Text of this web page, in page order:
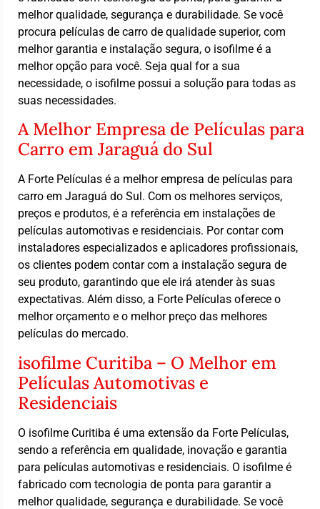
melhor qualidade, segurança e durabilidade. Se você
procura películas de carro de qualidade superior, com
melhor garantia e instalação segura, o isofilme é a
melhor opção para você. Seja qual for a sua
necessidade, o isofilme possui a solução para todas as
suas necessidades.
A Melhor Empresa de Películas para
Carro em Jaraguá do Sul
A Forte Películas é a melhor empresa de películas para
carro em Jaraguá do Sul. Com os melhores serviços,
preços e produtos, é a referência em instalações de
películas automotivas e residenciais. Por contar com
instaladores especializados e aplicadores profissionais,
os clientes podem contar com a instalação segura de
seu produto, garantindo que ele irá atender às suas
expectativas. Além disso, a Forte Películas oferece o
melhor orçamento e o melhor preço das melhores
películas do mercado.
isofilme Curitiba – O Melhor em
Películas Automotivas e
Residenciais
O isofilme Curitiba é uma extensão da Forte Películas,
sendo a referência em qualidade, inovação e garantia
para películas automotivas e residenciais. O isofilme é
fabricado com tecnologia de ponta para garantir a
melhor qualidade, segurança e durabilidade. Se você